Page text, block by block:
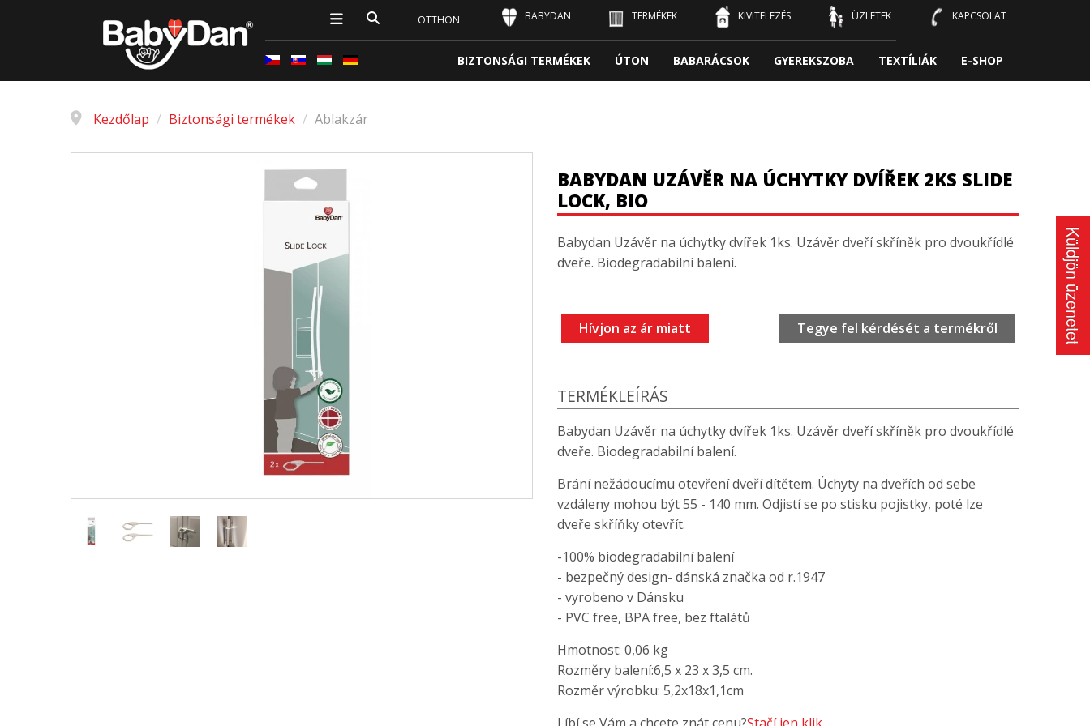
OTTHON BABYDAN TERMÉKEK KIVITELEZÉS ÜZLETEK KAPCSOLAT
BIZTONSÁGI TERMÉKEK ÚTON BABARÁCSOK GYEREKSZOBA TEXTÍLIÁK E-SHOP
Kezdőlap / Biztonsági termékek / Ablakzár
BABYDAN UZÁVĚR NA ÚCHYTKY DVÍŘEK 2KS SLIDE
LOCK, BIO
Babydan Uzávěr na úchytky dvířek 1ks. Uzávěr dveří skříněk pro dvoukřídlé
dveře. Biodegradabilní balení.
Hívjon az ár miatt Tegye fel kérdését a termékről
TERMÉKLEÍRÁS
Babydan Uzávěr na úchytky dvířek 1ks. Uzávěr dveří skříněk pro dvoukřídlé
dveře. Biodegradabilní balení.
Brání nežádoucímu otevření dveří dítětem. Úchyty na dveřích od sebe
vzdáleny mohou být 55 - 140 mm. Odjistí se po stisku pojistky, poté lze
dveře skříňky otevřít.
-100% biodegradabilní balení
- bezpečný design- dánská značka od r.1947
- vyrobeno v Dánsku
- PVC free, BPA free, bez ftalátů
Hmotnost: 0,06 kg
Rozměry balení:6,5 x 23 x 3,5 cm.
Rozměr výrobku: 5,2x18x1,1cm
Küldjön üzenetet